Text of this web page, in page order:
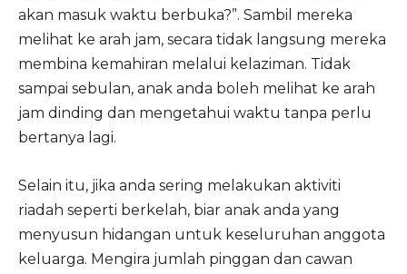
akan masuk waktu berbuka?”. Sambil mereka
melihat ke arah jam, secara tidak langsung mereka
membina kemahiran melalui kelaziman. Tidak
sampai sebulan, anak anda boleh melihat ke arah
jam dinding dan mengetahui waktu tanpa perlu
bertanya lagi.
Selain itu, jika anda sering melakukan aktiviti
riadah seperti berkelah, biar anak anda yang
menyusun hidangan untuk keseluruhan anggota
keluarga. Mengira jumlah pinggan dan cawan